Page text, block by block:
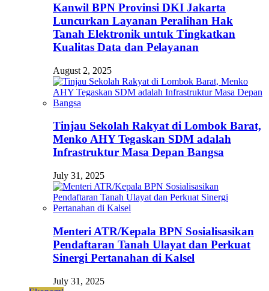
Kanwil BPN Provinsi DKI Jakarta
Luncurkan Layanan Peralihan Hak
Tanah Elektronik untuk Tingkatkan
Kualitas Data dan Pelayanan
August 2, 2025
Tinjau Sekolah Rakyat di Lombok Barat,
Menko AHY Tegaskan SDM adalah
Infrastruktur Masa Depan Bangsa
July 31, 2025
Menteri ATR/Kepala BPN Sosialisasikan
Pendaftaran Tanah Ulayat dan Perkuat
Sinergi Pertanahan di Kalsel
July 31, 2025